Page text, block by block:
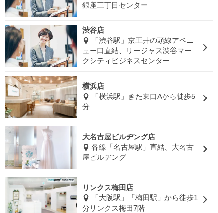
銀座三丁目センター
渋谷店
「渋谷駅」京王井の頭線アベニ
ュー口直結、リージャス渋谷マー
クシティビジネスセンター
横浜店
「横浜駅」きた東口Aから徒歩5
分
大名古屋ビルヂング店
各線「名古屋駅」直結、大名古
屋ビルヂング
リンクス梅田店
「大阪駅」「梅田駅」から徒歩1
分リンクス梅田7階